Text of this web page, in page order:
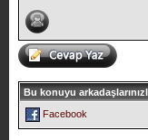
Bu konuyu
Facebook